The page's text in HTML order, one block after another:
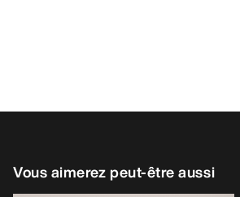
Vous aimerez peut-être aussi